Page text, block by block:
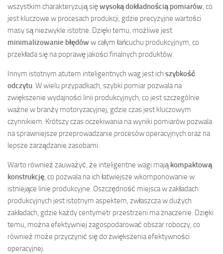
wszystkim charakteryzują sięwysoką dokładnością pomiarów, co
jest kluczowe w procesach produkcji, gdzie precyzyjne wartości
masy są niezwykle istotne. Dzięki temu, możliwe jest
minimalizowanie błędów w całym łańcuchu produkcyjnym, co
przekłada się na poprawę jakości finalnych produktów.
Innym istotnym atutem inteligentnych wag jest ich szybkość
odczytu. W wielu przypadkach, szybki pomiar pozwala na
zwiększenie wydajności linii produkcyjnych, co jest szczególnie
ważne w branży motoryzacyjnej, gdzie czas jest kluczowym
czynnikiem. Krótszy czas oczekiwania na wyniki pomiarów pozwala
na sprawniejsze przeprowadzanie procesów operacyjnych oraz na
lepsze zarządzanie zasobami.
Warto również zauważyć, że inteligentne wagi mają kompaktową
konstrukcję, co pozwala na ich łatwiejsze wkomponowanie w
istniejące linie produkcyjne. Oszczędność miejsca w zakładach
produkcyjnych jest istotnym aspektem, zwłaszcza w dużych
zakładach, gdzie każdy centymetr przestrzeni ma znaczenie. Dzięki
temu, można efektywniej zagospodarować obszar roboczy, co
również może przyczynić się do zwiększenia efektywności
operacyjnej.